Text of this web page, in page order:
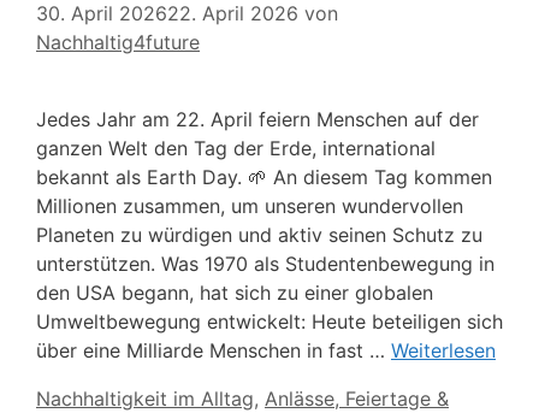
30. April 202622. April 2026 von
Nachhaltig4future
Jedes Jahr am 22. April feiern Menschen auf der
ganzen Welt den Tag der Erde, international
bekannt als Earth Day. 🌱 An diesem Tag kommen
Millionen zusammen, um unseren wundervollen
Planeten zu würdigen und aktiv seinen Schutz zu
unterstützen. Was 1970 als Studentenbewegung in
den USA begann, hat sich zu einer globalen
Umweltbewegung entwickelt: Heute beteiligen sich
über eine Milliarde Menschen in fast … Weiterlesen
Kategorien
Nachhaltigkeit im Alltag, Anlässe, Feiertage &